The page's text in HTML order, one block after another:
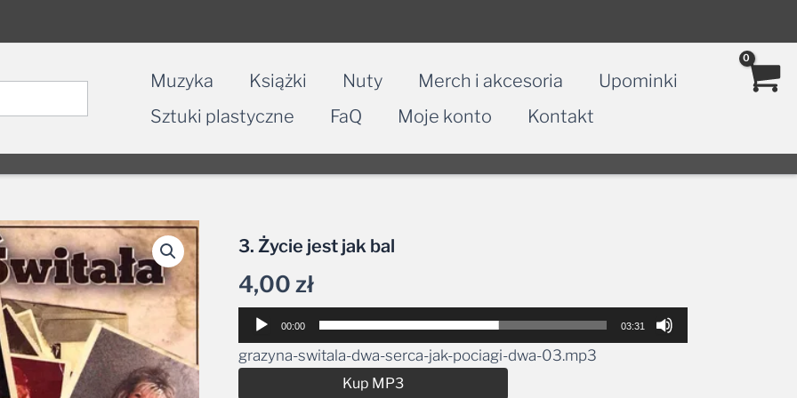
Muzyka Książki Nuty Merch i akcesoria
Upominki
Sztuki plastyczne
FaQ Moje konto Kontakt
3. Życie jest jak bal
4,00zł
Odtwarzacz
plików
dźwiękowych
00:00 03:31
grazyna-switala-dwa-serca-jak-pociagi-dwa-03.mp3
Kup MP3